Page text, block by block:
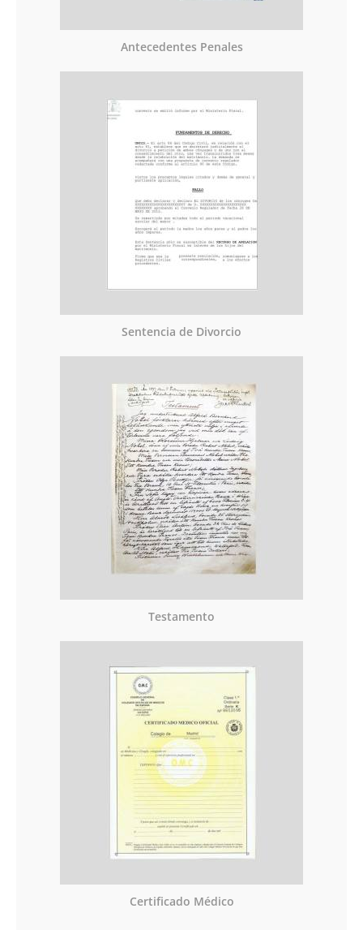
Antecedentes Penales
Sentencia de Divorcio
Testamento
Certificado Médico